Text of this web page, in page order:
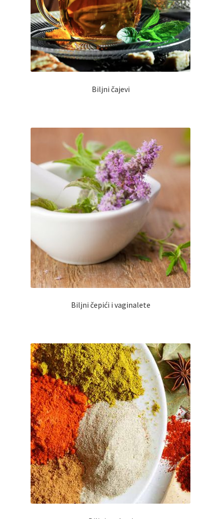
Biljni čajevi
Biljni čepići i vaginalete